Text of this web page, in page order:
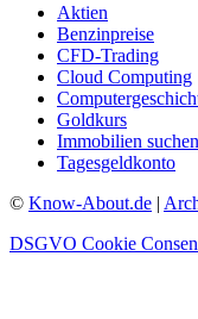
Aktien
Benzinpreise
CFD-Trading
Cloud Computing
Goldkurs
Immobilien suchen
Tagesgeldkonto
© Know-About.de |
DSGVO Cookie